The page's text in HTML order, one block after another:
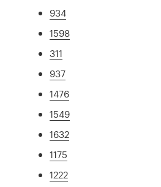
934
1598
311
937
1476
1549
1632
1175
1222